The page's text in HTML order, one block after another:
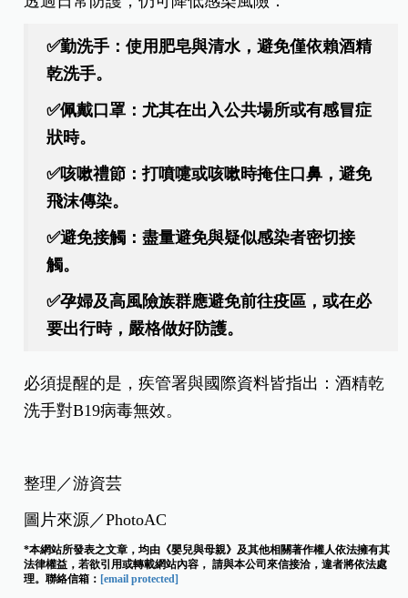
✅勤洗手：使用肥皂與清水，避免僅依賴酒精
乾洗手。
✅佩戴口罩：尤其在出入公共場所或有感冒症
狀時。
✅咳嗽禮節：打噴嚏或咳嗽時掩住口鼻，避免
飛沫傳染。
✅避免接觸：盡量避免與疑似感染者密切接
觸。
✅孕婦及高風險族群應避免前往疫區，或在必
要出行時，嚴格做好防護。
必須提醒的是，疾管署與國際資料皆指出：酒精乾
洗手對B19病毒無效。
整理／游資芸
圖片來源／PhotoAC
*本網站所發表之文章，均由《嬰兒與母親》及其他相關著作權人依法擁有其
法律權益，若欲引用或轉載網站內容， 請與本公司來信接洽，違者將依法處
理。聯絡信箱： [email protected]